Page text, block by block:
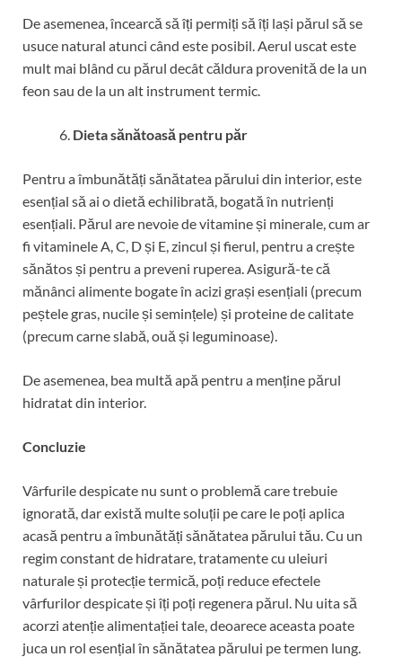
De asemenea, încearcă să îți permiți să îți lași părul să se
usuce natural atunci când este posibil. Aerul uscat este
mult mai blând cu părul decât căldura provenită de la un
feon sau de la un alt instrument termic.
Dieta sănătoasă pentru păr
Pentru a îmbunătăți sănătatea părului din interior, este
esențial să ai o dietă echilibrată, bogată în nutrienți
esențiali. Părul are nevoie de vitamine și minerale, cum ar
fi vitaminele A, C, D și E, zincul și fierul, pentru a crește
sănătos și pentru a preveni ruperea. Asigură-te că
mănânci alimente bogate în acizi grași esențiali (precum
peștele gras, nucile și semințele) și proteine de calitate
(precum carne slabă, ouă și leguminoase).
De asemenea, bea multă apă pentru a menține părul
hidratat din interior.
Concluzie
Vârfurile despicate nu sunt o problemă care trebuie
ignorată, dar există multe soluții pe care le poți aplica
acasă pentru a îmbunătăți sănătatea părului tău. Cu un
regim constant de hidratare, tratamente cu uleiuri
naturale și protecție termică, poți reduce efectele
vârfurilor despicate și îți poți regenera părul. Nu uita să
acorzi atenție alimentației tale, deoarece aceasta poate
juca un rol esențial în sănătatea părului pe termen lung.